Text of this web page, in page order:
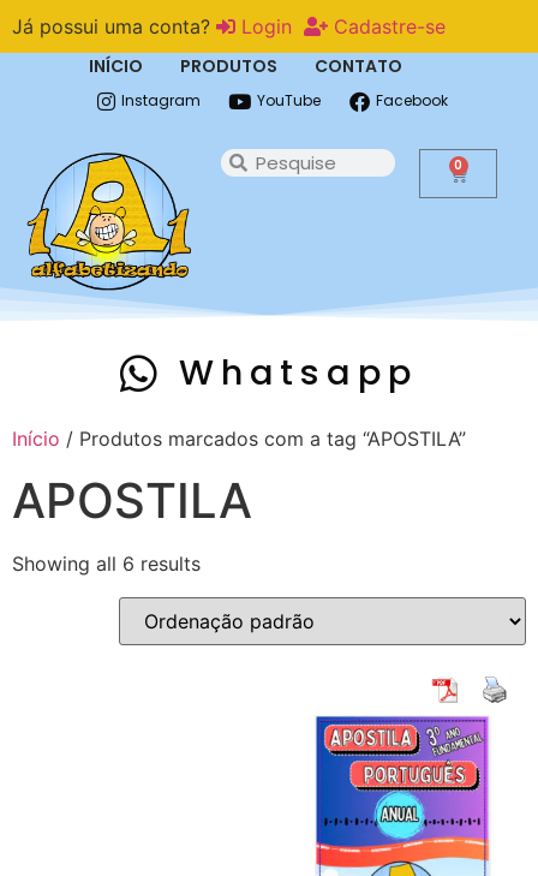
Já possui uma conta? Login
Cadastre-se
INÍCIO
PRODUTOS CONTATO
Instagram YouTube Facebook
0
Whatsapp
Início / Produtos marcados com a tag “APOSTILA”
APOSTILA
Showing all 6 results